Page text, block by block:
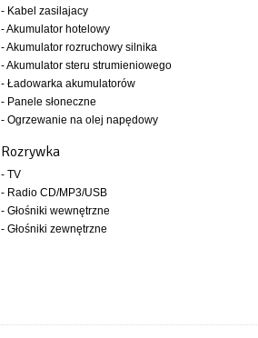
- Kabel zasilajacy
- Akumulator hotelowy
- Akumulator rozruchowy silnika
- Akumulator steru strumieniowego
- Ładowarka akumulatorów
- Panele słoneczne
- Ogrzewanie na olej napędowy
Rozrywka
- TV
- Radio CD/MP3/USB
- Głośniki wewnętrzne
- Głośniki zewnętrzne